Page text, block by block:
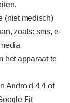
(niet medisch)
zoals: sms, e-
het apparaat te
Android 4.4 of
Fit